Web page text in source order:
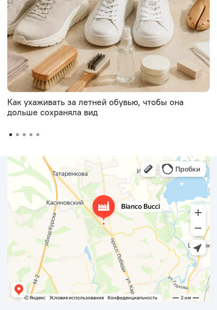
Как ухаживать за летней обувью, чтобы она
дольше сохраняла вид